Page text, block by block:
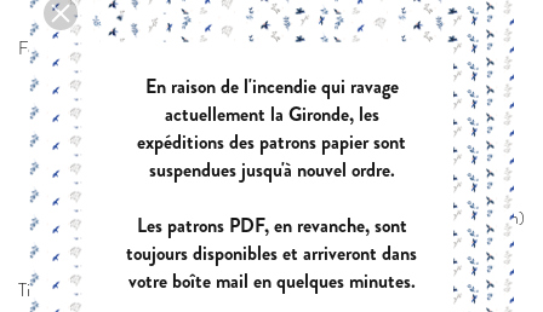
Fournitures pour les tailles 1/2/3/4/5/6/7/8/9/10/11/12 ans :
Tissu (version robe) :
120/120/130/140/150/150/160/160/170/170/180/180 cm x
laize 140 cm
Tissu (version jupe seule) : retirer 40 cm à la version robe
toutes tailles
Elastique décoratif (version jupe seule) : (tour de taille + 2 cm)
x 3 cm
Tissus conseillés :
En raison de l'incendie qui ravage
actuellement la Gironde, les
expéditions des patrons papier sont
suspendues jusqu'à nouvel ordre.
Les patrons PDF, en revanche, sont
toujours disponibles et arriveront dans
votre boîte mail en quelques minutes.